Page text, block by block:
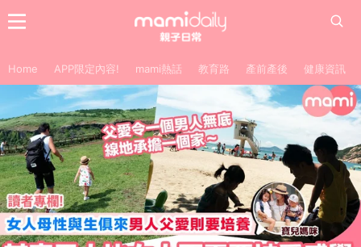
Home APP限定內容! mami熱話 教育路 產前產後 健康資訊